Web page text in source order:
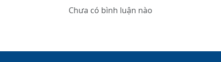
Chưa có bình luận nào